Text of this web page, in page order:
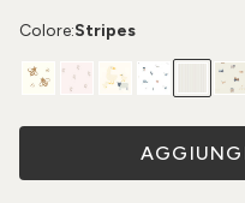
Colore:Stripes